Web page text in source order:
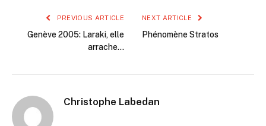
PREVIOUS ARTICLE
Genève 2005: Laraki, elle
arrache…
NEXT ARTICLE
Phénomène Stratos
Christophe Labedan